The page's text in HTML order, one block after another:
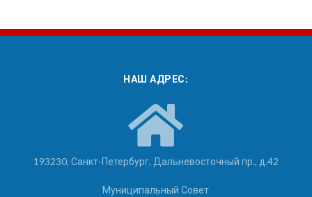
НАШ АДРЕС:
193230, Санкт-Петербург, Дальневосточный пр., д.42
Муниципальный Совет